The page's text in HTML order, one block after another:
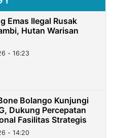
Emas Ilegal Rusak
Hutan Warisan
- 16:23
Bolango Kunjungi
Dukung Percepatan
Fasilitas Strategis
- 14:20